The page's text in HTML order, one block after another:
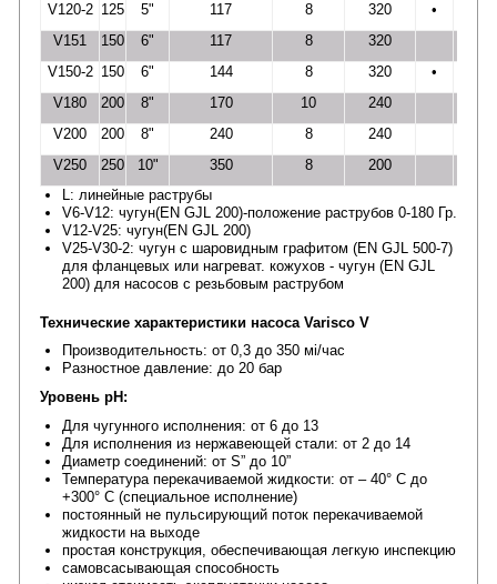
V120-2 125 5" 117 8 320
•
V151
150 6" 117 8
320
V150-2 150 6" 144 8 320
•
V180
200 8" 170 10 240
V200
200 8" 240 8 240
V250
250 10" 350 8 200
L: линейные раструбы
V6-V12: чугун(EN GJL 200)-положение раструбов 0-180 Гр.
V12-V25: чугун(EN GJL 200)
V25-V30-2: чугун с шаровидным графитом (EN GJL 500-7)
для фланцевых или нагреват. кожухов - чугун (EN GJL
200) для насосов с резьбовым раструбом
Технические характеристики насоса Varisco V
Производительность: от 0,3 до 350 мі/час
Разностное давление: до 20 бар
Уровень рН:
Для чугунного исполнения: от 6 до 13
Для исполнения из нержавеющей стали: от 2 до 14
Диаметр соединений: от Ѕ” до 10”
Температура перекачиваемой жидкости: от – 40° С до
+300° С (специальное исполнение)
постоянный не пульсирующий поток перекачиваемой
жидкости на выходе
простая конструкция, обеспечивающая легкую инспекцию
самовсасывающая способность